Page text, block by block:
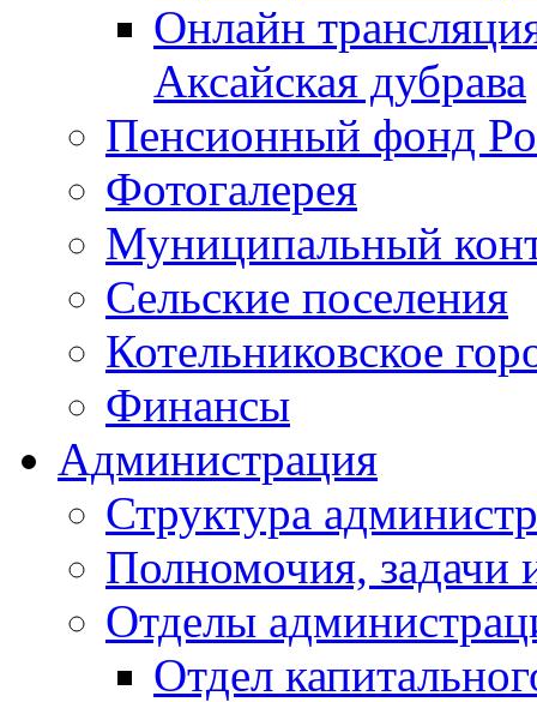
Онлайн
Аксайская дубрава
Пенсионный фонд
Фотогалерея
Муниципальный
Сельские поселения
Котельниковское
Финансы
Администрация
Структура
Полномочия, задачи
Отделы
Отдел